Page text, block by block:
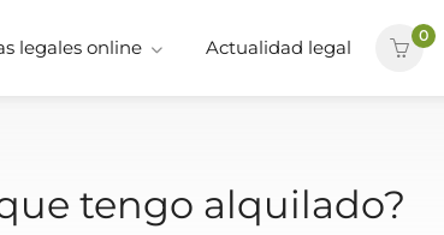
legales online Actualidad legal
0
tengo alquilado?